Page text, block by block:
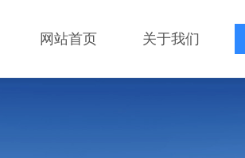
网站首页 关于我们